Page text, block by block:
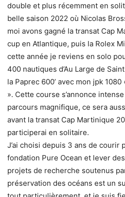
double et plus récemment en
belle saison 2022 où Nicolas
moi avons gagné la transat Cap
cup en Atlantique, puis la Rolex
cette année je reviens en solo
400 nautiques d’Au Large de
la Paprec 600’ avec mon jpk
». Cette course s’annonce
parcours magnifique, ce sera
avant la transat Cap Martinique
participerai en solitaire.
J’ai choisi depuis 3 ans de courir
fondation Pure Ocean et lever
projets de recherche soutenus
préservation des océans est un